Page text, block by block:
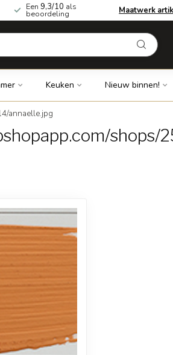
Een 9,3/10 als
beoordeling Maatwerk
Keuken Nieuw binnen!
annaelle.jpg